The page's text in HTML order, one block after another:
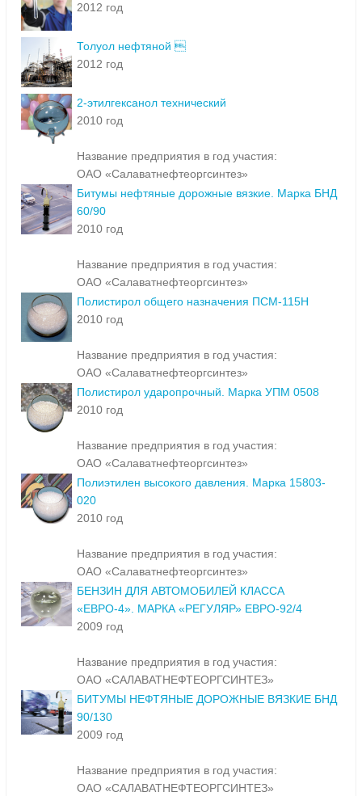
2012 год
Толуол нефтяной 
2012 год
2-этилгексанол технический
2010 год
Название предприятия в год участия:
ОАО «Салаватнефтеоргсинтез»
Битумы нефтяные дорожные вязкие. Марка БНД
60/90
2010 год
Название предприятия в год участия:
ОАО «Салаватнефтеоргсинтез»
Полистирол общего назначения ПСМ-115Н
2010 год
Название предприятия в год участия:
ОАО «Салаватнефтеоргсинтез»
Полистирол ударопрочный. Марка УПМ 0508
2010 год
Название предприятия в год участия:
ОАО «Салаватнефтеоргсинтез»
Полиэтилен высокого давления. Марка 15803-
020
2010 год
Название предприятия в год участия:
ОАО «Салаватнефтеоргсинтез»
БЕНЗИН ДЛЯ АВТОМОБИЛЕЙ КЛАССА
«ЕВРО-4». МАРКА «РЕГУЛЯР» ЕВРО-92/4
2009 год
Название предприятия в год участия:
ОАО «САЛАВАТНЕФТЕОРГСИНТЕЗ»
БИТУМЫ НЕФТЯНЫЕ ДОРОЖНЫЕ ВЯЗКИЕ БНД
90/130
2009 год
Название предприятия в год участия:
ОАО «САЛАВАТНЕФТЕОРГСИНТЕЗ»